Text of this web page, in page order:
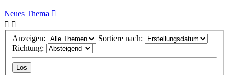
Neues Thema
Anzeigen:
Sortiere nach:
Richtung: